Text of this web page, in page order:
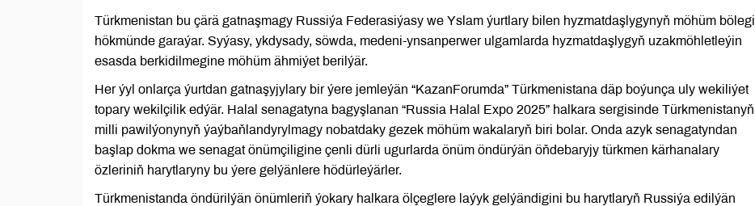
Türkmenistan bu çärä gatnaşmagy Russiýa Federasiýasy we Yslam ýurtlary bilen hyzmatdaşlygynyň möhüm bölegi
hökmünde garaýar. Syýasy, ykdysady, söwda, medeni-ynsanperwer ulgamlarda hyzmatdaşlygyň uzakmöhletleýin
esasda berkidilmegine möhüm ähmiýet berilýär.
Her ýyl onlarça ýurtdan gatnaşyjylary bir ýere jemleýän “KazanForumda” Türkmenistana däp boýunça uly wekiliýet
topary wekilçilik edýär. Halal senagatyna bagyşlanan “Russia Halal Expo 2025” halkara sergisinde Türkmenistanyň
milli pawilýonynyň ýaýbaňlandyrylmagy nobatdaky gezek möhüm wakalaryň biri bolar. Onda azyk senagatyndan
başlap dokma we senagat önümçiligine çenli dürli ugurlarda önüm öndürýän öňdebaryjy türkmen kärhanalary
özleriniň harytlaryny bu ýere gelýänlere hödürleýärler.
Türkmenistanda öndürilýän önümleriň ýokary halkara ölçeglere laýyk gelýändigini bu harytlaryň Russiýa edilýän